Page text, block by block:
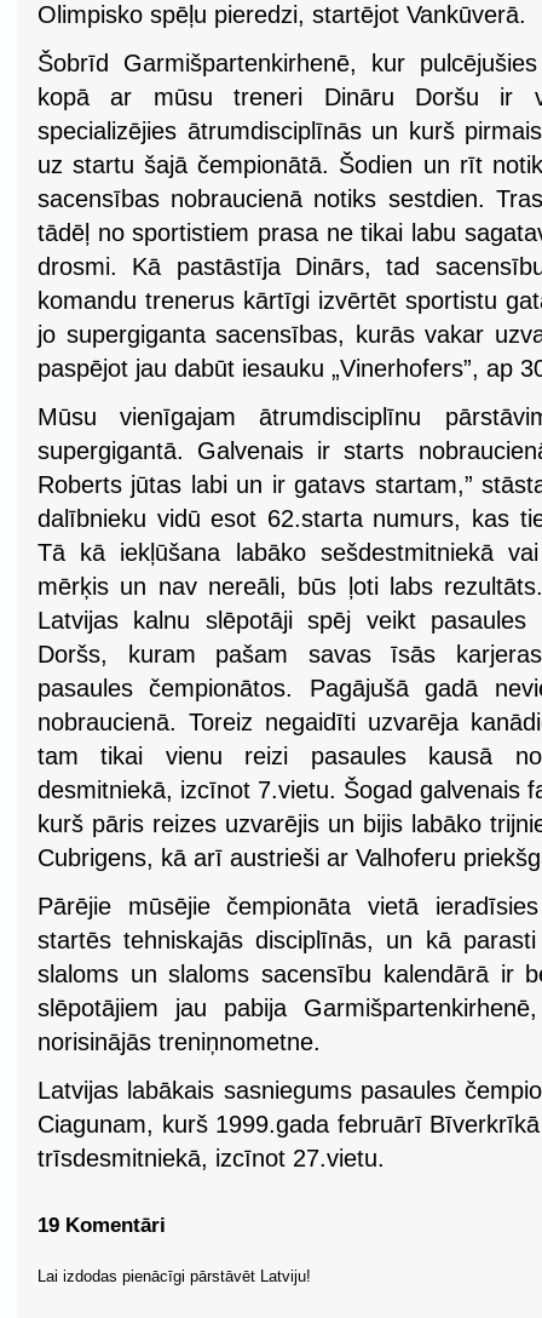
Olimpisko spēļu pieredzi, startējot
Šobrīd Garmišpartenkirhenē, kur
kopā ar mūsu treneri Dināru Doršu ir
specializējies ātrumdisciplīnās un kurš
uz startu šajā čempionātā. Šodien un rīt
sacensības nobraucienā notiks sestdien.
tādēļ no sportistiem prasa ne tikai labu
drosmi. Kā pastāstīja Dinārs, tad
komandu trenerus kārtīgi izvērtēt sportistu
jo supergiganta sacensības, kurās vakar
paspējot jau dabūt iesauku „Vinerhofers”, ap
Mūsu vienīgajam ātrumdisciplīnu
supergigantā. Galvenais ir starts
Roberts jūtas labi un ir gatavs startam,”
dalībnieku vidū esot 62.starta numurs, kas
Tā kā iekļūšana labāko sešdestmitniekā
mērķis un nav nereāli, būs ļoti labs
Latvijas kalnu slēpotāji spēj veikt pasaules
Doršs, kuram pašam savas īsās
pasaules čempionātos. Pagājušā gadā
nobraucienā. Toreiz negaidīti uzvarēja
tam tikai vienu reizi pasaules kausā
desmitniekā, izcīnot 7.vietu. Šogad galvenais
kurš pāris reizes uzvarējis un bijis labāko
Cubrigens, kā arī austrieši ar Valhoferu
Pārējie mūsējie čempionāta vietā
startēs tehniskajās disciplīnās, un kā
slaloms un slaloms sacensību kalendārā ir
slēpotājiem jau pabija
norisinājās treniņnometne.
Latvijas labākais sasniegums pasaules
Ciagunam, kurš 1999.gada februārī
trīsdesmitniekā, izcīnot 27.vietu.
19 Komentāri
Lai izdodas pienācīgi pārstāvēt Latviju!